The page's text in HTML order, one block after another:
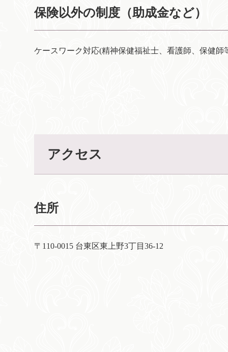
保険以外の制度（助成金など）
ケースワーク対応(精神保健福祉士、看護師、保健
アクセス
住所
〒110-0015 台東区東上野3丁目36-12